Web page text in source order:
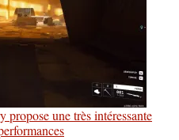
une très intéressante